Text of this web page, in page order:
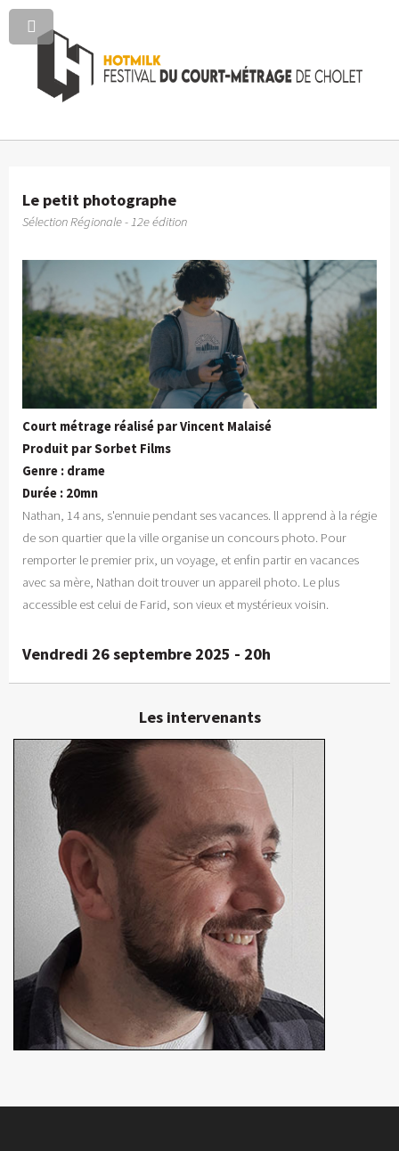
Le petit photographe
Sélection Régionale - 12e édition
Court métrage réalisé par Vincent Malaisé
Produit par Sorbet Films
Genre : drame
Durée : 20mn
Nathan, 14 ans, s'ennuie pendant ses vacances. ll apprend à la régie
de son quartier que la ville organise un concours photo. Pour
remporter le premier prix, un voyage, et enfin partir en vacances
avec sa mère, Nathan doit trouver un appareil photo. Le plus
accessible est celui de Farid, son vieux et mystérieux voisin.
Vendredi 26 septembre 2025 - 20h
Les intervenants
Vincent Malaisé
Réalisateur, producteur
En détails